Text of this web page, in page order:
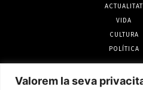
Valorem la seva
ACTUALITAT
VIDA
CULTURA
POLÍTICA